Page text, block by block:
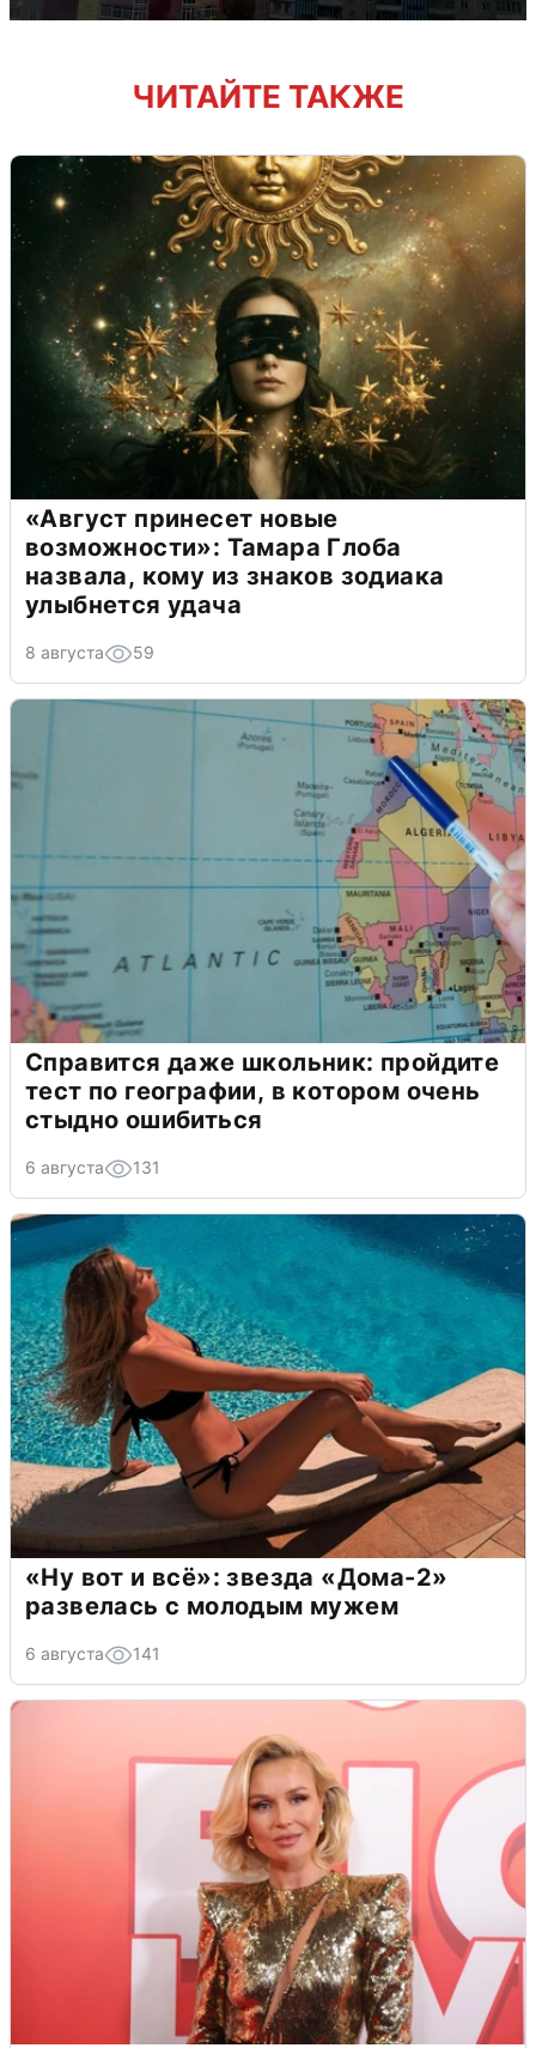
ЧИТАЙТЕ ТАКЖЕ
«Август принесет новые
возможности»: Тамара Глоба
назвала, кому из знаков зодиака
улыбнется удача
8 августа 59
Справится даже школьник: пройдите
тест по географии, в котором очень
стыдно ошибиться
6 августа 131
«Ну вот и всё»: звезда «Дома-2»
развелась с молодым мужем
6 августа 141